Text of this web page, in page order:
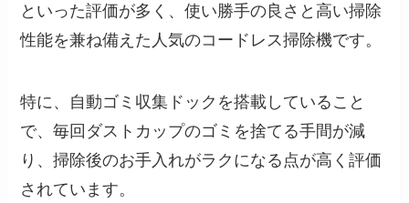
といった評価が多く、使い勝手の良さと高い掃除
性能を兼ね備えた人気のコードレス掃除機です。
特に、自動ゴミ収集ドックを搭載していること
で、毎回ダストカップのゴミを捨てる手間が減
り、掃除後のお手入れがラクになる点が高く評価
されています。